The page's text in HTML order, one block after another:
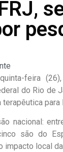
feira
do Rio de
nacional:
são do
impacto local